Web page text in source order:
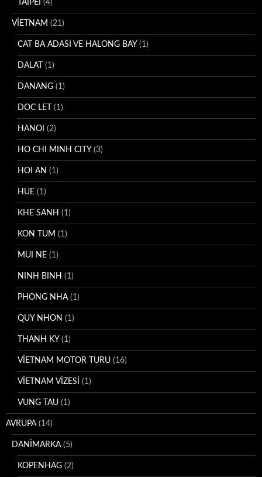
TAIPEI (4)
VİETNAM (21)
CAT BA ADASI VE HALONG BAY (1)
DALAT (1)
DANANG (1)
DOC LET (1)
HANOI (2)
HO CHI MINH CITY (3)
HOI AN (1)
HUE (1)
KHE SANH (1)
KON TUM (1)
MUI NE (1)
NINH BINH (1)
PHONG NHA(1)
QUY NHON (1)
THANH KY (1)
VİETNAM MOTOR TURU (16)
VİETNAM VİZESİ (1)
VUNG TAU (1)
AVRUPA(14)
DANİMARKA(5)
KOPENHAG (2)